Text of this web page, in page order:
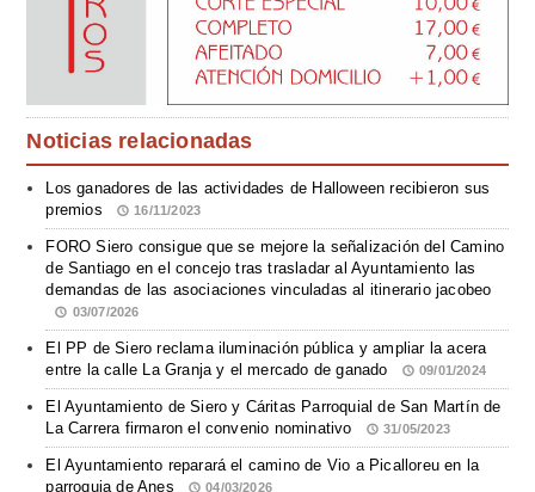
Noticias relacionadas
Los ganadores de las actividades de Halloween recibieron sus
premios
16/11/2023
FORO Siero consigue que se mejore la señalización del Camino
de Santiago en el concejo tras trasladar al Ayuntamiento las
demandas de las asociaciones vinculadas al itinerario jacobeo
03/07/2026
El PP de Siero reclama iluminación pública y ampliar la acera
entre la calle La Granja y el mercado de ganado
09/01/2024
El Ayuntamiento de Siero y Cáritas Parroquial de San Martín de
La Carrera firmaron el convenio nominativo
31/05/2023
El Ayuntamiento reparará el camino de Vio a Picalloreu en la
parroquia de Anes
04/03/2026